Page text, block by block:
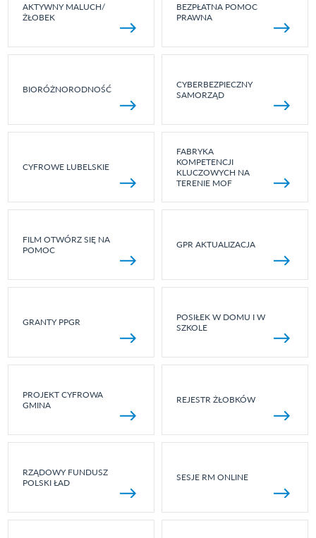
AKTYWNY MALUCH/
ŻŁOBEK
BEZPŁATNA POMOC
PRAWNA
BIORÓŻNORODNOŚĆ
CYBERBEZPIECZNY
SAMORZĄD
CYFROWE LUBELSKIE
FABRYKA
KOMPETENCJI
KLUCZOWYCH NA
TERENIE MOF
FILM OTWÓRZ SIĘ NA
POMOC
GPR AKTUALIZACJA
GRANTY PPGR
POSIŁEK W DOMU I W
SZKOLE
PROJEKT CYFROWA
GMINA
REJESTR ŻŁOBKÓW
RZĄDOWY FUNDUSZ
POLSKI ŁAD
SESJE RM ONLINE